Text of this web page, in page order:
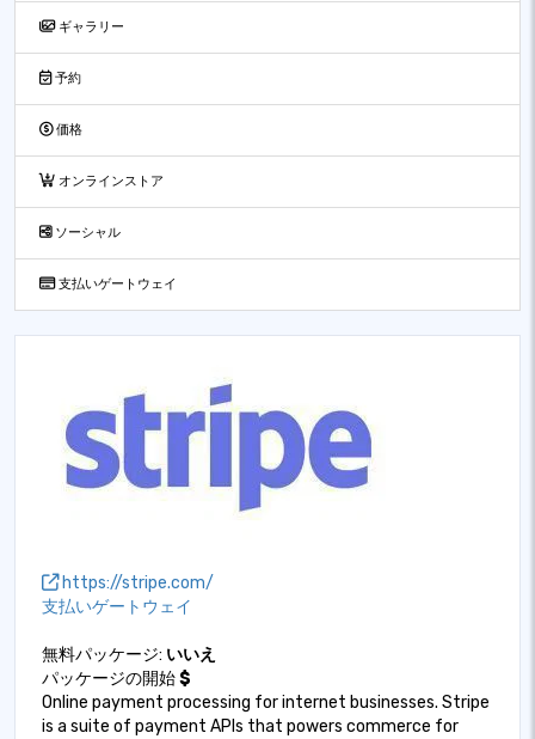
ギャラリー
予約
価格
オンラインストア
ソーシャル
支払いゲートウェイ
https://stripe.com/
支払いゲートウェイ
無料パッケージ: いいえ
パッケージの開始$
Online payment processing for internet businesses. Stripe
is a suite of payment APIs that powers commerce for